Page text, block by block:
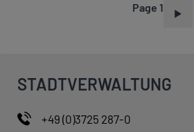
Page 1
STADTVERWALTUNG
+49 (0)3725 287-0